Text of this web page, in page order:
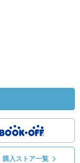
購入ストア一覧